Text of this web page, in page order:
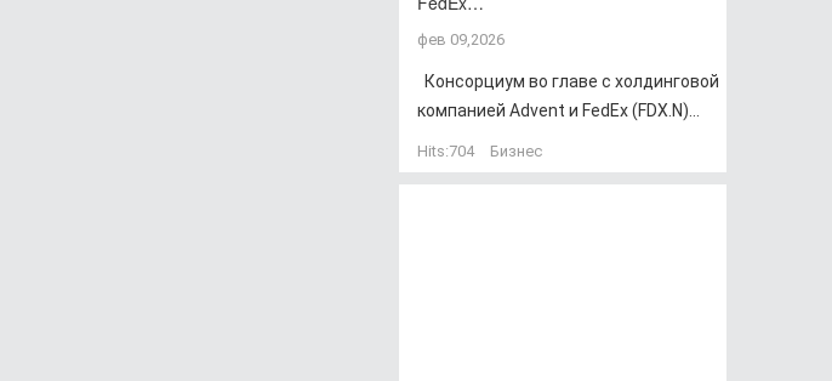
фев 09,2026
Консорциум во главе с холдинговой
компанией Advent и FedEx (FDX.N)...
Hits:704 Бизнес